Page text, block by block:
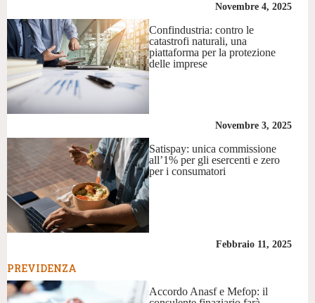
Novembre 4, 2025
Confindustria: contro le
catastrofi naturali, una
piattaforma per la protezione
delle imprese
Novembre 3, 2025
Satispay: unica commissione
all’1% per gli esercenti e zero
per i consumatori
Febbraio 11, 2025
PREVIDENZA
Accordo Anasf e Mefop: il